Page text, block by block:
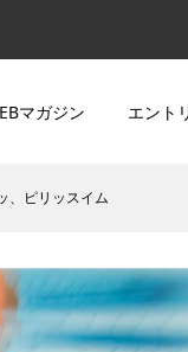
マガジン エント
、ピリッスイム